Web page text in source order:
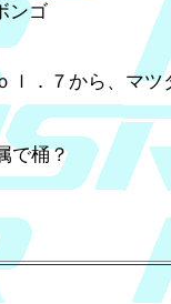
ンゴ
ｌ．７から、マツ
で桶？